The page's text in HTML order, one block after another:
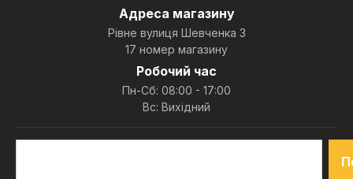
Адреса магазину
Рівне вулиця Шевченка 3
17 номер магазину
Робочий час
Пн-Сб: 08:00 - 17:00
Вс: Вихідний